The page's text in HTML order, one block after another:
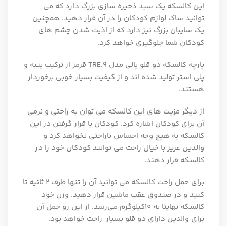
این کالسکه یک سبد ذخیره سازی بزرگ دارد که می
توانید ساک لوازم کودکان را در آن قرار دهید. همچنین
یک سایبان بزرگ نیز دارد که از اذیت شدن چشم های
کودکان شما جلوگیری خواهد کرد.
پارچه کالسکه دو قلو پالی مدل TRE.9 قرمز از ترکیب پنبه و
پلی استر تولید شده اند و از کیفیت بسیار خوبی برخوردار
هستند.
از دیگر مزیت های این کالسکه می توان به راحتی و نرمی
آن برای کودکان اشاره کرد. کودکان با قرار گرفتن در این
کالسکه به هیچ وجه احساس ناراحتی نخواهد کرد و
والدین عزیز با خیال راحت می توانند کودکان خود را در
کالسکه قرار دهند.
برای حمل راحت کالسکه می توانید آن را تنها ظرف ۲ ثانیه تا
کنید و در صندوق عقب ماشین قرار دهید. وزن خود
کالسکه نهایتا به ۱۰کیلوگرم می‌رسد. از این رو حمل آن
برای والدین دارای دو قلو بسیار راحت خواهد بود.